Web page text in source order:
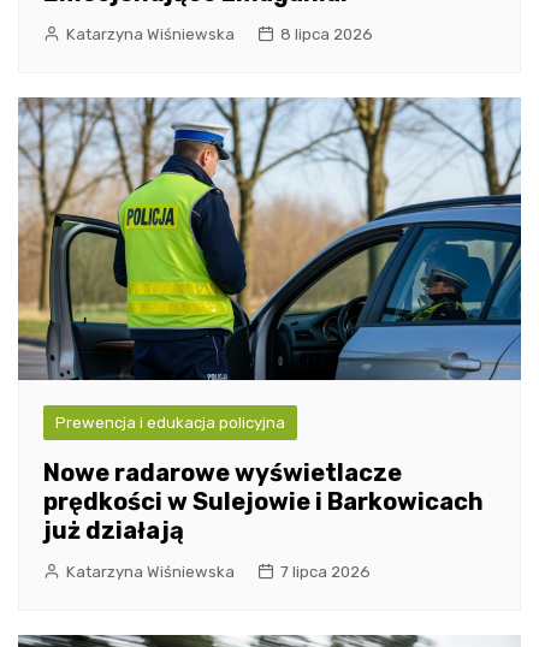
Katarzyna Wiśniewska 8 lipca 2026
Prewencja i edukacja policyjna
Nowe radarowe wyświetlacze
prędkości w Sulejowie i Barkowicach
już działają
Katarzyna Wiśniewska 7 lipca 2026